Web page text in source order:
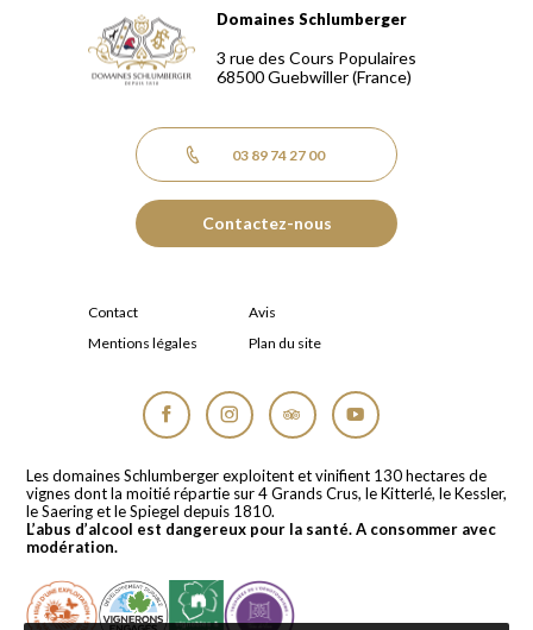
Domaines Schlumberger Vignerons 100% récoltants
Domaines Schlumberger
3 rue des Cours Populaires
68500Guebwiller(France)
03 89 74 27 00
Contactez-nous
Contact
Avis
Mentions légales
Plan du site
Les domaines Schlumberger exploitent et vinifient 130 hectares de
vignes dont la moitié répartie sur 4 Grands Crus, le Kitterlé, le Kessler,
le Saering et le Spiegel depuis 1810.
L’abus d’alcool est dangereux pour la santé. A consommer avec
modération.